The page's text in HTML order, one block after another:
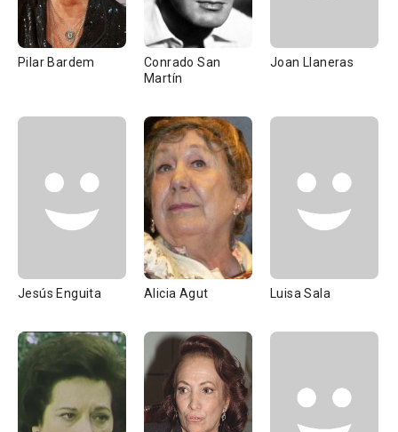
Pilar Bardem
Conrado San
Martín
Joan Llaneras
Jesús Enguita Alicia Agut Luisa Sala